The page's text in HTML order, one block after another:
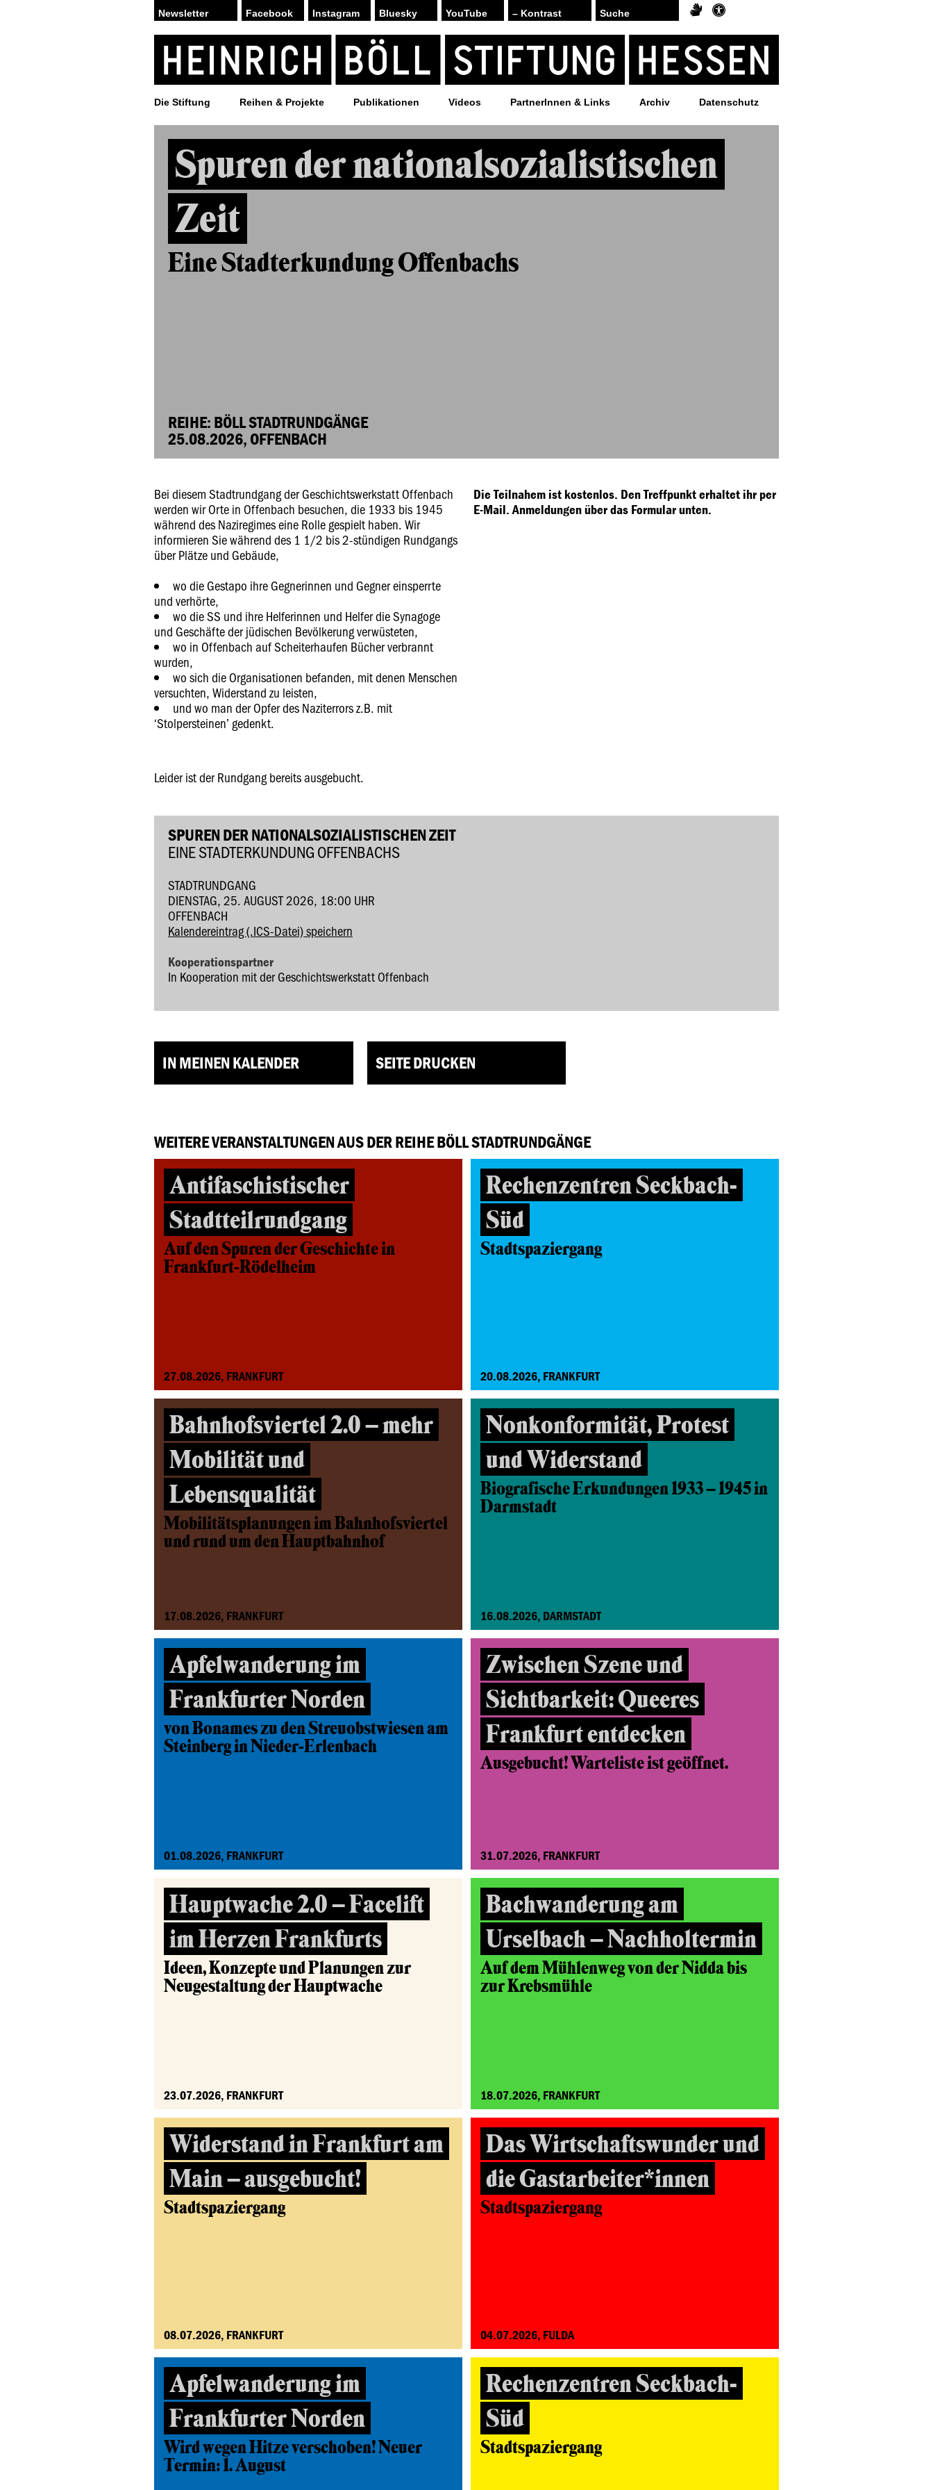
Facebook Instagram Bluesky YouTube – Kontrast
Die Stiftung Reihen & Projekte Publikationen Videos PartnerInnen & Links Archiv Datenschutz
Spuren der nationalsozialistischen
Zeit
Eine Stadterkundung Offenbachs
REIHE: BÖLL STADTRUNDGÄNGE
25.08.2026, OFFENBACH
Bei diesem Stadtrundgang der Geschichtswerkstatt Offenbach
werden wir Orte in Offenbach besuchen, die 1933 bis 1945
während des Naziregimes eine Rolle gespielt haben. Wir
informieren Sie während des 1 1/2 bis 2-stündigen Rundgangs
über Plätze und Gebäude,
wo die Gestapo ihre Gegnerinnen und Gegner einsperrte
und verhörte,
wo die SS und ihre Helferinnen und Helfer die Synagoge
und Geschäfte der jüdischen Bevölkerung verwüsteten,
wo in Offenbach auf Scheiterhaufen Bücher verbrannt
wurden,
wo sich die Organisationen befanden, mit denen Menschen
versuchten, Widerstand zu leisten,
und wo man der Opfer des Naziterrors z.B. mit
‘Stolpersteinen’ gedenkt.
Die Teilnahem ist kostenlos. Den Treffpunkt erhaltet ihr per
E-Mail. Anmeldungen über das Formular unten.
Leider ist der Rundgang bereits ausgebucht.
SPUREN DER NATIONALSOZIALISTISCHEN ZEIT
EINE STADTERKUNDUNG OFFENBACHS
STADTRUNDGANG
DIENSTAG, 25. AUGUST 2026, 18:00 UHR
OFFENBACH
Kalendereintrag (.ICS-Datei) speichern
Kooperationspartner
In Kooperation mit der Geschichtswerkstatt Offenbach
IN MEINEN KALENDER SEITE DRUCKEN
WEITERE VERANSTALTUNGEN AUS DER REIHE BÖLL STADTRUNDGÄNGE
Antifaschistischer
Stadtteilrundgang
Auf den Spuren der Geschichte in
Frankfurt-Rödelheim
27.08.2026, FRANKFURT
Rechenzentren Seckbach-
Süd
Stadtspaziergang
20.08.2026, FRANKFURT
Bahnhofsviertel 2.0 – mehr
Mobilität und
Lebensqualität
Mobilitätsplanungen im Bahnhofsviertel
und rund um den Hauptbahnhof
17.08.2026, FRANKFURT
Nonkonformität, Protest
und Widerstand
Biografische Erkundungen 1933 – 1945 in
Darmstadt
16.08.2026, DARMSTADT
Apfelwanderung im
Frankfurter Norden
von Bonames zu den Streuobstwiesen am
Steinberg in Nieder-Erlenbach
01.08.2026, FRANKFURT
Zwischen Szene und
Sichtbarkeit: Queeres
Frankfurt entdecken
Ausgebucht! Warteliste ist geöffnet.
31.07.2026, FRANKFURT
Hauptwache 2.0 – Facelift
im Herzen Frankfurts
Ideen, Konzepte und Planungen zur
Neugestaltung der Hauptwache
23.07.2026, FRANKFURT
Bachwanderung am
Urselbach – Nachholtermin
Auf dem Mühlenweg von der Nidda bis
zur Krebsmühle
18.07.2026, FRANKFURT
Widerstand in Frankfurt am
Main – ausgebucht!
Stadtspaziergang
08.07.2026, FRANKFURT
Das Wirtschaftswunder und
die Gastarbeiter*innen
Stadtspaziergang
04.07.2026, FULDA
Apfelwanderung im
Frankfurter Norden
Wird wegen Hitze verschoben! Neuer
Termin: 1. August
Rechenzentren Seckbach-
Süd
Stadtspaziergang